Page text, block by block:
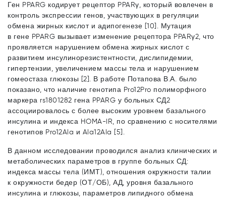
Ген PPARG кодирует рецептор PPARγ, который вовлечен в
контроль экспрессии генов, участвующих в регуляции
обмена жирных кислот и адипогенезе [10]. Мутация
в гене PPARG вызывает изменение рецептора PPARγ2, что
проявляется нарушением обмена жирных кислот с
развитием инсулинорезистентности, дислипидемии,
гипертензии, увеличением массы тела и нарушением
гомеостаза глюкозы [2]. В работе Потапова В.А. было
показано, что наличие генотипа Pro12Pro полиморфного
маркера rs1801282 гена PPARG у больных СД2
ассоциировалось с более высоким уровнем базального
инсулина и индекса HOMA-IR, по сравнению с носителями
генотипов Pro12Ala и Ala12Ala [5].
В данном исследовании проводился анализ клинических и
метаболических параметров в группе больных СД:
индекса массы тела (ИМТ), отношения окружности талии
к окружности бедер (ОТ/ОБ), АД, уровня базального
инсулина и глюкозы, параметров липидного обмена